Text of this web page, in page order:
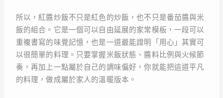
所以，紅醬炒飯不只是紅色的炒飯，也不只是番茄醬與米
飯的組合。它是一個可以自由延展的家常模板，一段可以
重複書寫的味覺記憶，也是一道最能證明「用心」其實可
以很簡單的料理。只要掌握米飯狀態、醬料比例與火候節
奏，再加上一點屬於自己的調味偏好，你就能把這道平凡
的料理，做成屬於家人的溫暖版本。